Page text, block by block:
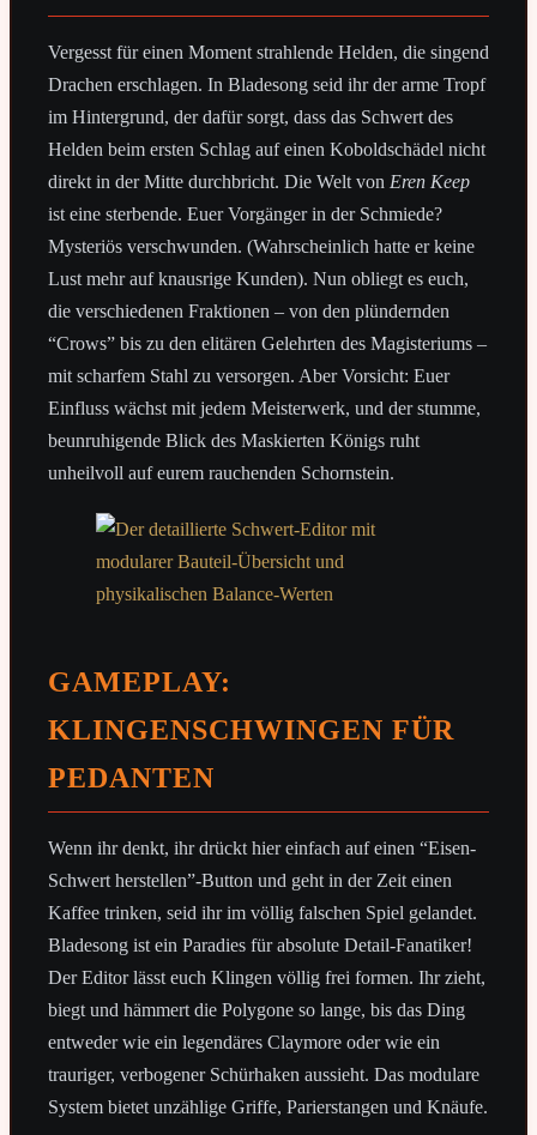
Vergesst für einen Moment strahlende Helden, die singend
Drachen erschlagen. In Bladesong seid ihr der arme Tropf
im Hintergrund, der dafür sorgt, dass das Schwert des
Helden beim ersten Schlag auf einen Koboldschädel nicht
direkt in der Mitte durchbricht. Die Welt von Eren Keep
ist eine sterbende. Euer Vorgänger in der Schmiede?
Mysteriös verschwunden. (Wahrscheinlich hatte er keine
Lust mehr auf knausrige Kunden). Nun obliegt es euch,
die verschiedenen Fraktionen – von den plündernden
“Crows” bis zu den elitären Gelehrten des Magisteriums –
mit scharfem Stahl zu versorgen. Aber Vorsicht: Euer
Einfluss wächst mit jedem Meisterwerk, und der stumme,
beunruhigende Blick des Maskierten Königs ruht
unheilvoll auf eurem rauchenden Schornstein.
GAMEPLAY:
KLINGENSCHWINGEN FÜR
PEDANTEN
Wenn ihr denkt, ihr drückt hier einfach auf einen “Eisen-
Schwert herstellen”-Button und geht in der Zeit einen
Kaffee trinken, seid ihr im völlig falschen Spiel gelandet.
Bladesong ist ein Paradies für absolute Detail-Fanatiker!
Der Editor lässt euch Klingen völlig frei formen. Ihr zieht,
biegt und hämmert die Polygone so lange, bis das Ding
entweder wie ein legendäres Claymore oder wie ein
trauriger, verbogener Schürhaken aussieht. Das modulare
System bietet unzählige Griffe, Parierstangen und Knäufe.